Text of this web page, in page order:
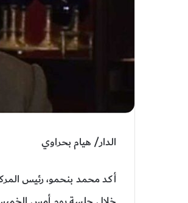
الدار/ هيام بحراوي
أكد محمد بنحمو، رئيس